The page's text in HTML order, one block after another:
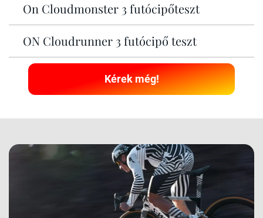
On Cloudmonster 3 futócipőteszt
ON Cloudrunner 3 futócipő teszt
Kérek még!